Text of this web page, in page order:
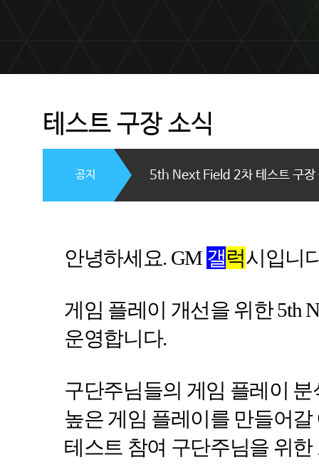
테스트 구장 소식
5th Next Field 2차 테스트 구장
공지
안녕하세요. GM 갤럭시입니
게임 플레이 개선을 위한5th
운영합니다.
구단주님들의 게임 플레이
높은 게임 플레이를 만들어갈
테스트 참여 구단주님을 위